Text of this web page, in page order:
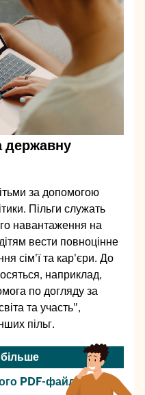
державну
за допомогою
Пільги служать
навантаження на
вести повноцінне
сім'ї та кар'єри. До
наприклад,
по догляду за
та участь",
пільг.
PDF-файлу